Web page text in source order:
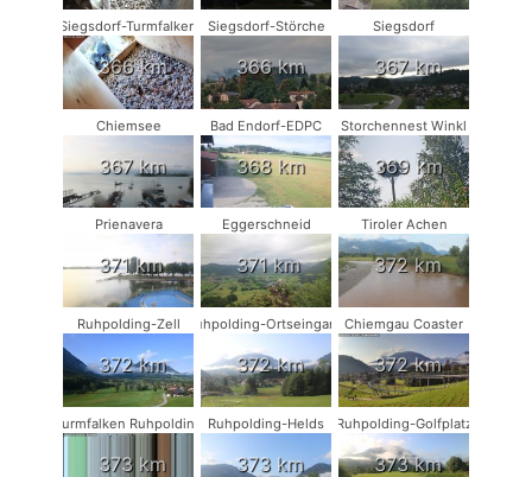
Siegsdorf-Turmfalken
366 km
Siegsdorf-Störche
366 km
Siegsdorf
367 km
Chiemsee
367 km
Bad Endorf-EDPC
368 km
Storchennest Winkl
369 km
Prienavera
371 km
Eggerschneid
371 km
Tiroler Achen
372 km
Ruhpolding-Zell
372 km
Ruhpolding-Ortseingang
372 km
Chiemgau Coaster
372 km
Turmfalken Ruhpolding
373 km
Ruhpolding-Helds
373 km
Ruhpolding-Golfplatz
373 km